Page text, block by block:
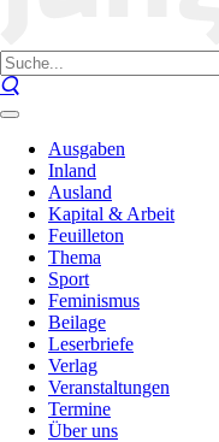
Ausgaben
Inland
Ausland
Kapital & Arbeit
Feuilleton
Thema
Sport
Feminismus
Beilage
Leserbriefe
Verlag
Veranstaltungen
Termine
Über uns